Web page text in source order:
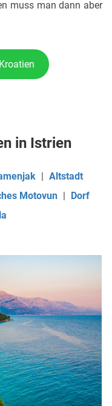
muss man dann aber
in Istrien
Altstadt
Motovun
Dorf